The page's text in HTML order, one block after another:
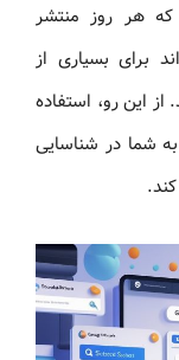
هر روز منتشر
برای بسیاری از
این رو، استفاده
به شما در شناسایی